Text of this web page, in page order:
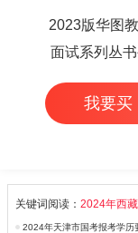
2023版华图
面试系列丛
员面试华图专
解1000题（
我要买
关键词阅读： 2024年西